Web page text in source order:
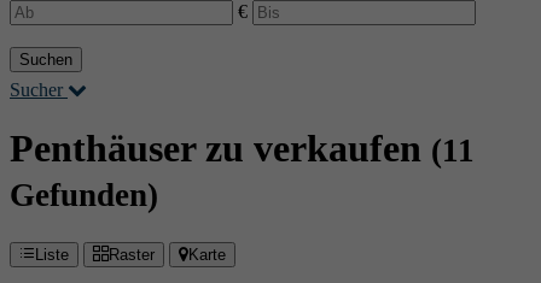
€
Suchen
Sucher
Penthäuser zu verkaufen (11
Gefunden)
Liste Raster Karte